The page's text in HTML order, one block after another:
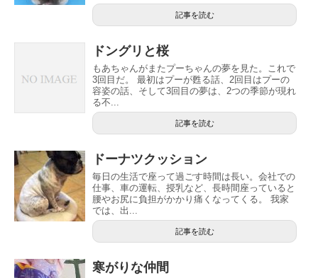
記事を読む
ドングリと桜
もあちゃんがまたプーちゃんの夢を見た。これで
3回目だ。 最初はプーが甦る話、2回目はプーの
容姿の話、そして3回目の夢は、2つの季節が現れ
る不...
記事を読む
ドーナツクッション
毎日の生活で座って過ごす時間は長い。会社での
仕事、車の運転、授乳など、長時間座っていると
腰やお尻に負担がかかり痛くなってくる。 我家
では、出...
記事を読む
寒がりな仲間